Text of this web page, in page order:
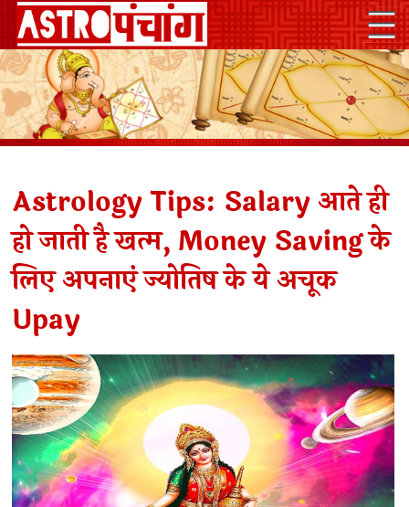
Astrology Tips: Salary आते ही
हो जाती है खत्म, Money Saving के
लिए अपनाएं ज्योतिष के ये अचूक
Upay